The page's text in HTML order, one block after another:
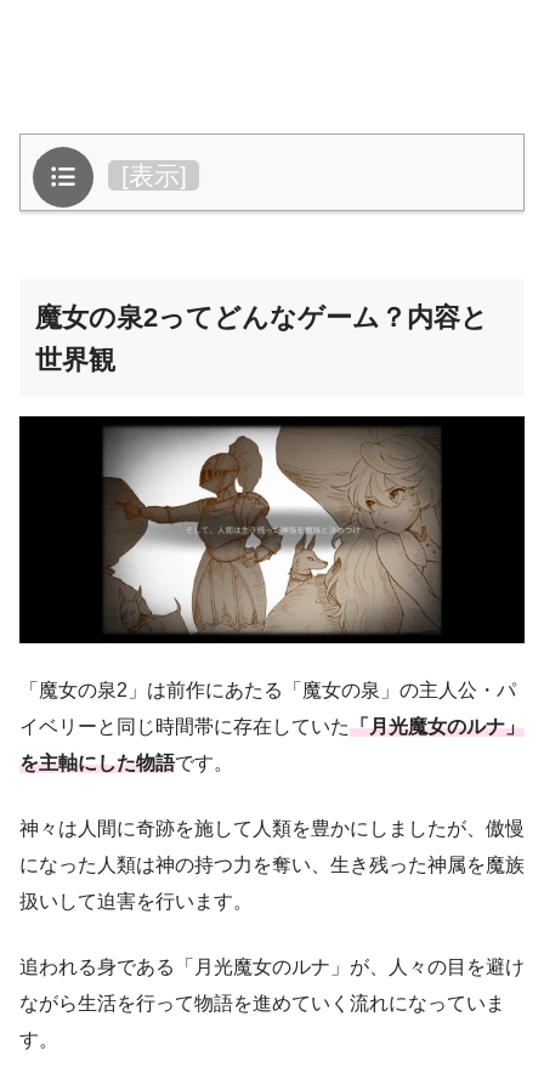
目次 [表示]
魔女の泉2ってどんなゲーム？内容と
世界観
「魔女の泉2」は前作にあたる「魔女の泉」の主人公・パ
イベリーと同じ時間帯に存在していた「月光魔女のルナ」
を主軸にした物語です。
神々は人間に奇跡を施して人類を豊かにしましたが、傲慢
になった人類は神の持つ力を奪い、生き残った神属を魔族
扱いして迫害を行います。
追われる身である「月光魔女のルナ」が、人々の目を避け
ながら生活を行って物語を進めていく流れになっていま
す。